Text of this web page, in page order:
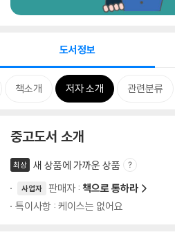
도서정보
책소개 저자 소개 관련분류
중고도서 소개
최상 새 상품에 가까운 상품
사업자 판매자 : 책으로 통하라
특이사항 : 케이스는 없어요